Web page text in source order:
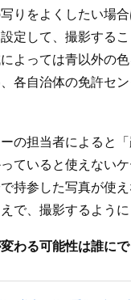
りをよくしたい場
定して、撮影する
よっては青以外の
各自治体の免許セ
の担当者によると
ていると使えない
持参した写真が使
で、撮影するように
わる可能性は誰にで